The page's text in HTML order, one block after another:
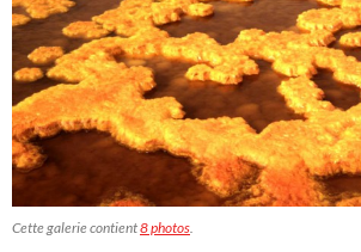
Cette galerie contient8 photos